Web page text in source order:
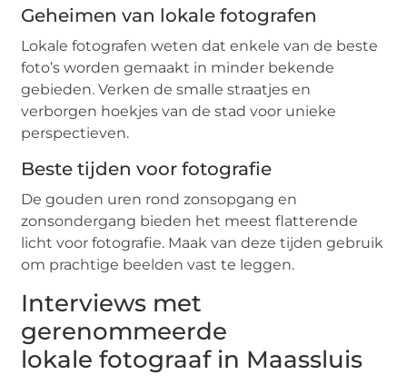
Geheimen van lokale fotografen
Lokale fotografen weten dat enkele van de beste
foto’s worden gemaakt in minder bekende
gebieden. Verken de smalle straatjes en
verborgen hoekjes van de stad voor unieke
perspectieven.
Beste tijden voor fotografie
De gouden uren rond zonsopgang en
zonsondergang bieden het meest flatterende
licht voor fotografie. Maak van deze tijden gebruik
om prachtige beelden vast te leggen.
Interviews met
gerenommeerde
lokale fotograaf in Maassluis